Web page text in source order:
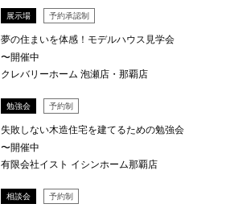
展示場 予約承認制
夢の住まいを体感！モデルハウス見学会
〜開催中
クレバリーホーム 泡瀬店・那覇店
勉強会 予約制
失敗しない木造住宅を建てるための勉強会
〜開催中
有限会社イスト イシンホーム那覇店
相談会 予約制